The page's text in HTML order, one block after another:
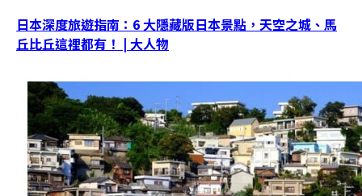
日本深度旅遊指南：6 大隱藏版日本景點，天空之城、馬
丘比丘這裡都有！ | 大人物